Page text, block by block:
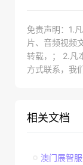
免责声明：1.
片、音频视频
转载，； 2.凡
方式联系，我
相关文档
澳门展智